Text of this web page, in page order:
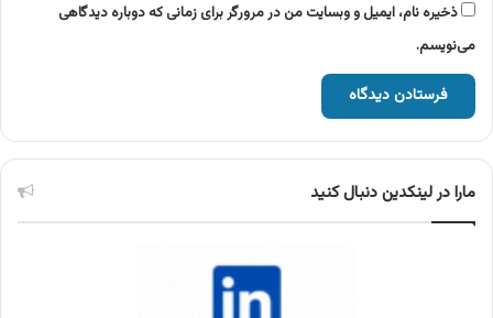
ذخیره نام، ایمیل و وبسایت من در مرورگر برای زمانی که دوباره دیدگاهی
می‌نویسم.
مارا در لینکدین دنبال کنید